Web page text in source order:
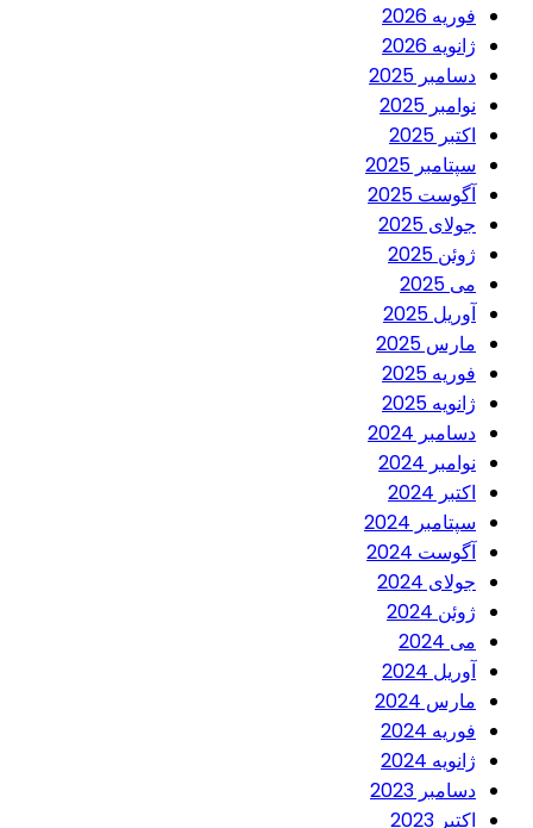
فوریه 2026
ژانویه 2026
دسامبر 2025
نوامبر 2025
اکتبر 2025
سپتامبر 2025
آگوست 2025
جولای 2025
ژوئن 2025
می 2025
آوریل 2025
مارس 2025
فوریه 2025
ژانویه 2025
دسامبر 2024
نوامبر 2024
اکتبر 2024
سپتامبر 2024
آگوست 2024
جولای 2024
ژوئن 2024
می 2024
آوریل 2024
مارس 2024
فوریه 2024
ژانویه 2024
دسامبر 2023
اکتبر 2023